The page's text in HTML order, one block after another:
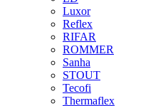
Luxor
Reflex
RIFAR
ROMMER
Sanha
STOUT
Tecofi
Thermaflex